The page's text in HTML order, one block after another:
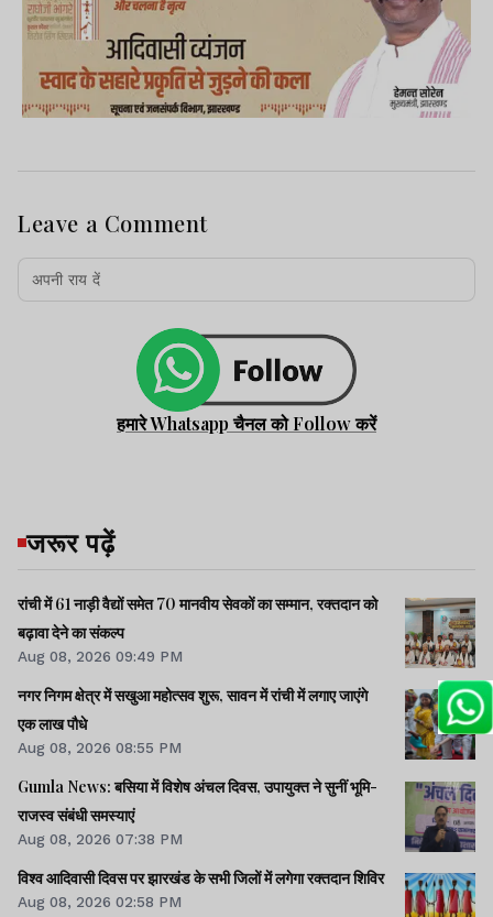
Leave a Comment
हमारे Whatsapp चैनल को Follow करें
जरूर पढ़ें
रांची में 61 नाड़ी वैद्यों समेत 70 मानवीय सेवकों का सम्मान, रक्तदान को
बढ़ावा देने का संकल्प
Aug 08, 2026 09:49 PM
नगर निगम क्षेत्र में सखुआ महोत्सव शुरू, सावन में रांची में लगाए जाएंगे
एक लाख पौधे
Aug 08, 2026 08:55 PM
Gumla News: बसिया में विशेष अंचल दिवस, उपायुक्त ने सुनीं भूमि-
राजस्व संबंधी समस्याएं
Aug 08, 2026 07:38 PM
विश्व आदिवासी दिवस पर झारखंड के सभी जिलों में लगेगा रक्तदान शिविर
Aug 08, 2026 02:58 PM